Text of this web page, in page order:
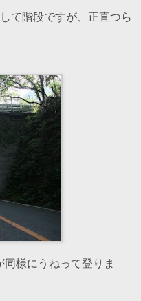
て階段ですが、正直つら
様にうねって登りま